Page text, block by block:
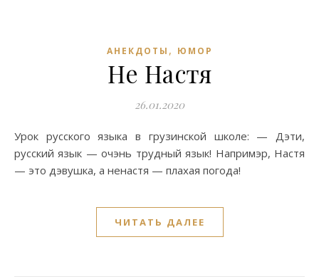
АНЕКДОТЫ , ЮМОР
Не Настя
26.01.2020
Урок русского языка в грузинской школе: — Дэти,
русский язык — очэнь трудный язык! Напримэр, Настя
— это дэвушка, а ненастя — плахая погода!
ЧИТАТЬ ДАЛЕЕ